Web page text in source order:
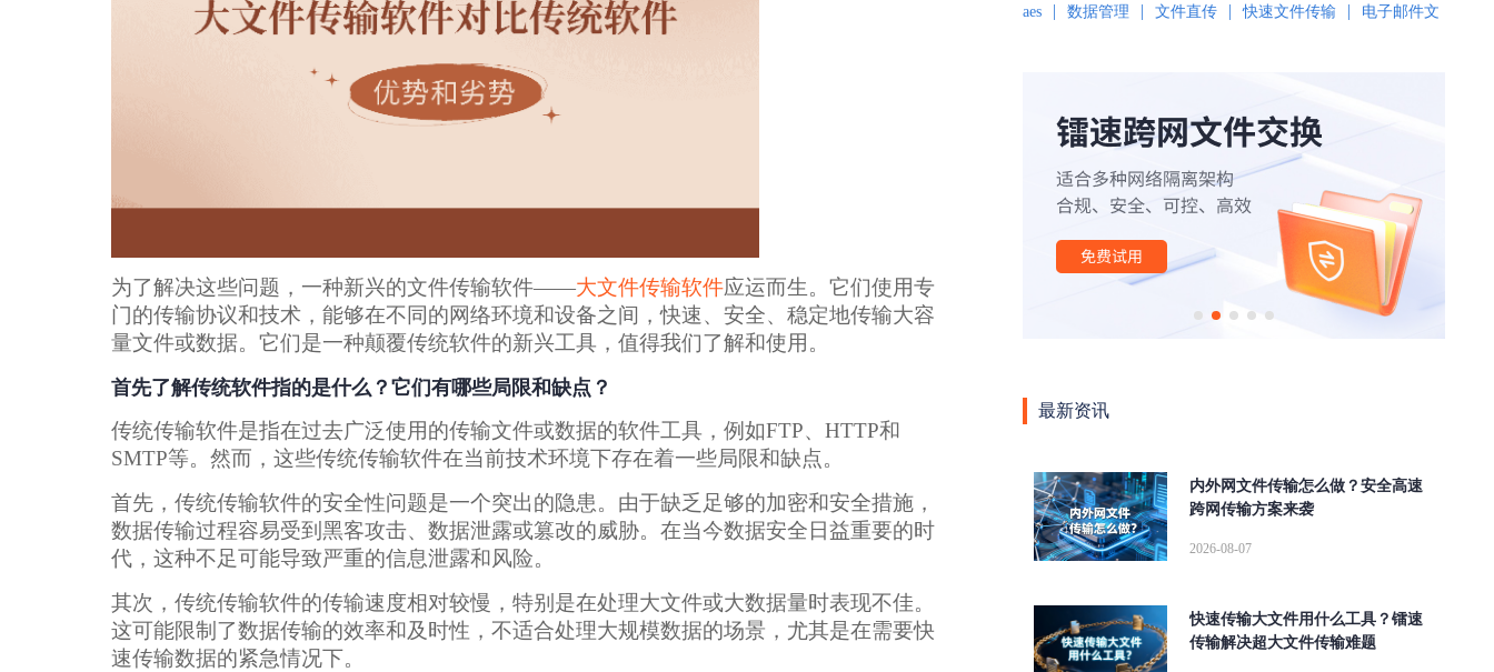
为了解决这些问题，一种新兴的文件传输软件——大文件传输软件应运而生。它们使用专
门的传输协议和技术，能够在不同的网络环境和设备之间，快速、安全、稳定地传输大容
量文件或数据。它们是一种颠覆传统软件的新兴工具，值得我们了解和使用。
首先了解传统软件指的是什么？它们有哪些局限和缺点？
传统传输软件是指在过去广泛使用的传输文件或数据的软件工具，例如FTP、HTTP和
SMTP等。然而，这些传统传输软件在当前技术环境下存在着一些局限和缺点。
首先，传统传输软件的安全性问题是一个突出的隐患。由于缺乏足够的加密和安全措施，
数据传输过程容易受到黑客攻击、数据泄露或篡改的威胁。在当今数据安全日益重要的时
代，这种不足可能导致严重的信息泄露和风险。
其次，传统传输软件的传输速度相对较慢，特别是在处理大文件或大数据量时表现不佳。
这可能限制了数据传输的效率和及时性，不适合处理大规模数据的场景，尤其是在需要快
速传输数据的紧急情况下。
aes | 数据管理 | 文件直传 | 快速文件传输 |
电子邮件文
高速传输软件 | 传输软件 | SD-WAN | 极速传输
外贸行业 | 文件管理 云计算
| 网络 | 高速缓存 SOCKS5 断点续传 |
| 高可用 |
跨国传
文件同步传输 高速数据传输
企业级文件传输软
传输协议 AD域
镭速传输 | 镭速云传
数据交换 |
署
| ftp传输替代方案 跨网文件交换 | 替代FTP |
文件
传输校验
| 远距离传输大型文件 | 快速传输大文件
安全外发
| 局域网文件传输工具
升级
| 跨网文件传输
行传输
| Serv-U替代 Aspera | 爱数文档替代方案
最新资讯
内外网文件传输怎么做？安全高速
跨网传输方案来袭
2026-08-07
快速传输大文件用什么工具？镭速
传输解决超大文件传输难题